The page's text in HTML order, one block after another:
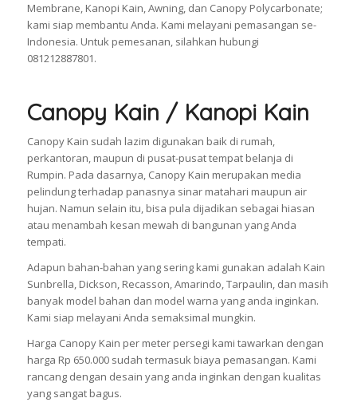
Membrane, Kanopi Kain, Awning, dan Canopy Polycarbonate;
kami siap membantu Anda. Kami melayani pemasangan se-
Indonesia. Untuk pemesanan, silahkan hubungi
081212887801.
Canopy Kain / Kanopi Kain
Canopy Kain sudah lazim digunakan baik di rumah,
perkantoran, maupun di pusat-pusat tempat belanja di
Rumpin. Pada dasarnya, Canopy Kain merupakan media
pelindung terhadap panasnya sinar matahari maupun air
hujan. Namun selain itu, bisa pula dijadikan sebagai hiasan
atau menambah kesan mewah di bangunan yang Anda
tempati.
Adapun bahan-bahan yang sering kami gunakan adalah Kain
Sunbrella, Dickson, Recasson, Amarindo, Tarpaulin, dan masih
banyak model bahan dan model warna yang anda inginkan.
Kami siap melayani Anda semaksimal mungkin.
Harga Canopy Kain per meter persegi kami tawarkan dengan
harga Rp 650.000 sudah termasuk biaya pemasangan. Kami
rancang dengan desain yang anda inginkan dengan kualitas
yang sangat bagus.